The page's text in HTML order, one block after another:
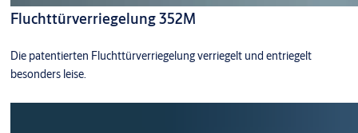
Fluchttürverriegelung 352M
Die patentierten Fluchttürverriegelung verriegelt und entriegelt
besonders leise.